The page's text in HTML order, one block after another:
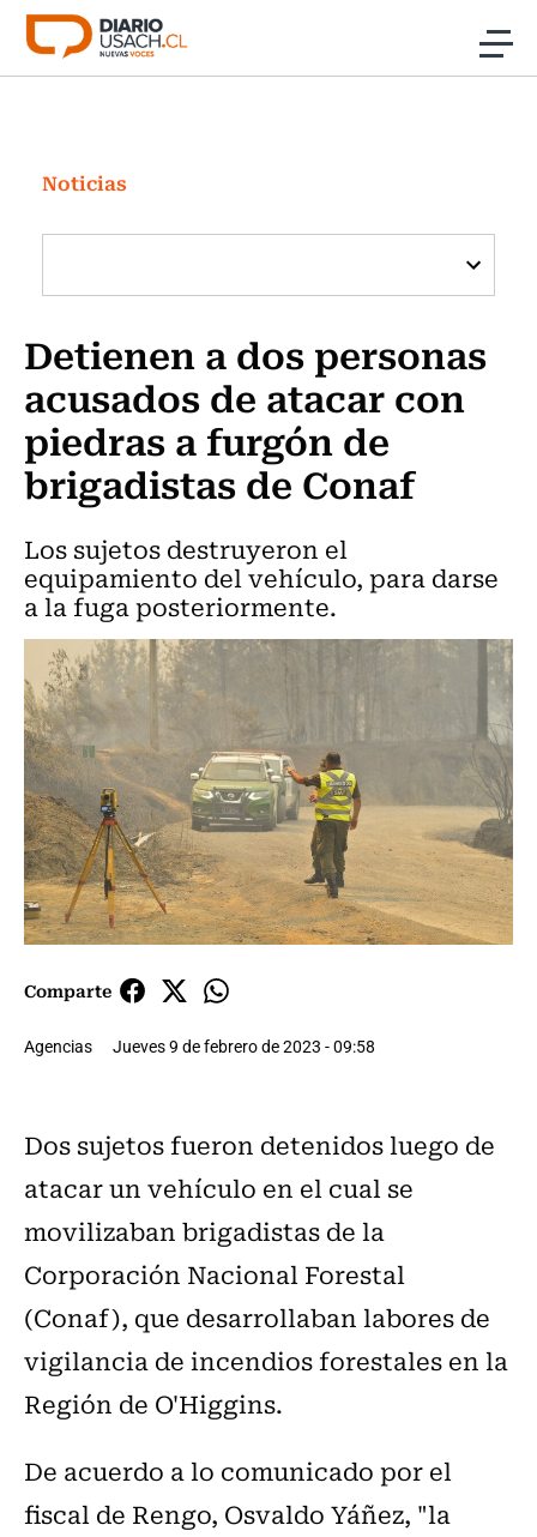
Click acá para ir directamente al contenido
Investigación
Cultura
Programas Radio y TV Usach
Noticias
Detienen a dos personas
acusados de atacar con
piedras a furgón de
brigadistas de Conaf
Los sujetos destruyeron el
equipamiento del vehículo, para darse
a la fuga posteriormente.
Comparte
Agencias Jueves 9 de febrero de 2023 - 09:58
Dos sujetos fueron detenidos luego de
atacar un vehículo en el cual se
movilizaban brigadistas de la
Corporación Nacional Forestal
(Conaf), que desarrollaban labores de
vigilancia de incendios forestales en la
Región de O'Higgins.
De acuerdo a lo comunicado por el
fiscal de Rengo, Osvaldo Yáñez, "la